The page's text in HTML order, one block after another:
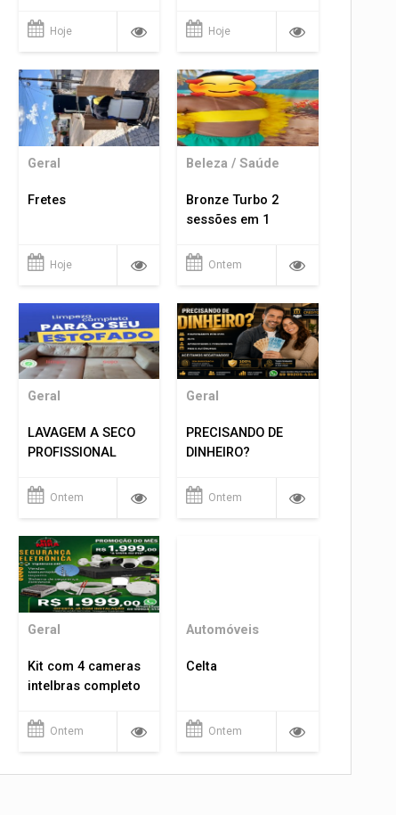
Hoje Hoje
Geral
Fretes
Hoje
Beleza / Saúde
Bronze Turbo 2
sessões em 1
Ontem
Geral
LAVAGEM A SECO
PROFISSIONAL
Ontem
Geral
PRECISANDO DE
DINHEIRO?
Ontem
Geral
Kit com 4 cameras
intelbras completo
Ontem
Automóveis
Celta
Ontem